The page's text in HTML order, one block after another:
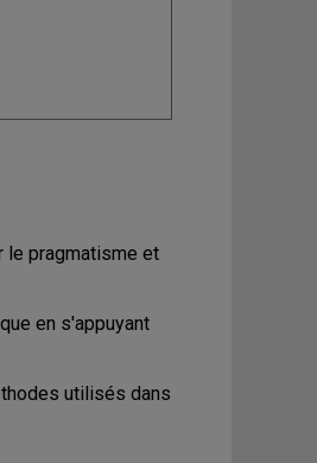
le pragmatisme et
en s'appuyant
utilisés dans